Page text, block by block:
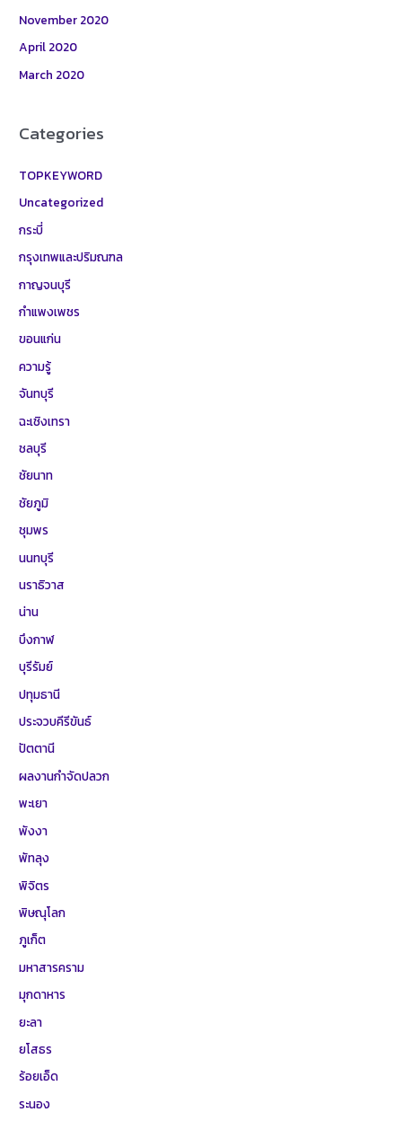
November 2020
April 2020
March 2020
Categories
TOPKEYWORD
Uncategorized
กระบี่
กรุงเทพและปริมณฑล
กาญจนบุรี
กำแพงเพชร
ขอนแก่น
ความรู้
จันทบุรี
ฉะเชิงเทรา
ชลบุรี
ชัยนาท
ชัยภูมิ
ชุมพร
นนทบุรี
นราธิวาส
น่าน
บึงกาฬ
บุรีรัมย์
ปทุมธานี
ประจวบคีรีขันธ์
ปัตตานี
ผลงานกำจัดปลวก
พะเยา
พังงา
พัทลุง
พิจิตร
พิษณุโลก
ภูเก็ต
มหาสารคราม
มุกดาหาร
ยะลา
ยโสธร
ร้อยเอ็ด
ระนอง